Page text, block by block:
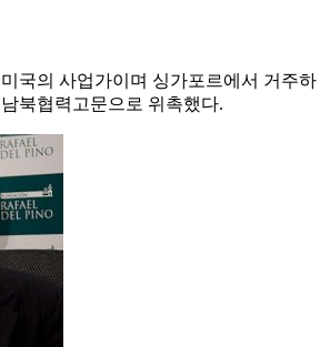
국의 사업가이며 싱가포르에서 거주하
북협력고문으로 위촉했다.